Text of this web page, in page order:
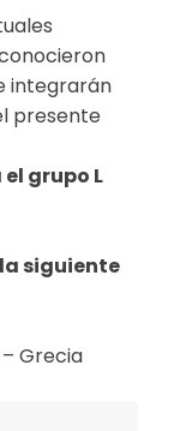
integrarán
presente
grupo L
siguiente
Grecia